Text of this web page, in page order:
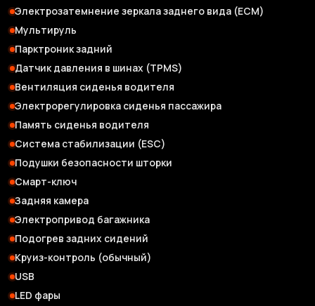
Электрозатемнение зеркала заднего вида (ЕСМ)
Мультируль
Парктроник задний
Датчик давления в шинах (TPMS)
Вентиляция сиденья водителя
Электрорегулировка сиденья пассажира
Память сиденья водителя
Система стабилизации (ESC)
Подушки безопасности шторки
Смарт-ключ
Задняя камера
Электропривод багажника
Подогрев задних сидений
Круиз-контроль (обычный)
USB
LED фары